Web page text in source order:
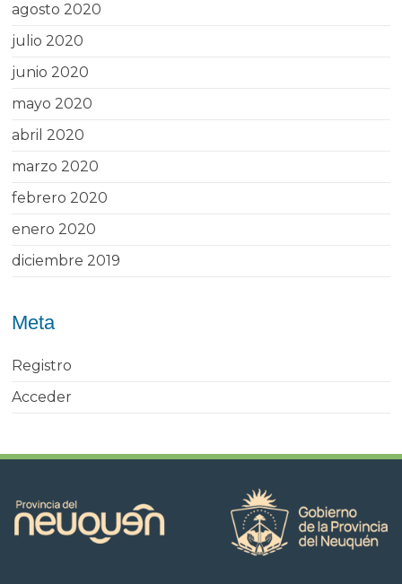
agosto 2020
julio 2020
junio 2020
mayo 2020
abril 2020
marzo 2020
febrero 2020
enero 2020
diciembre 2019
Meta
Registro
Acceder